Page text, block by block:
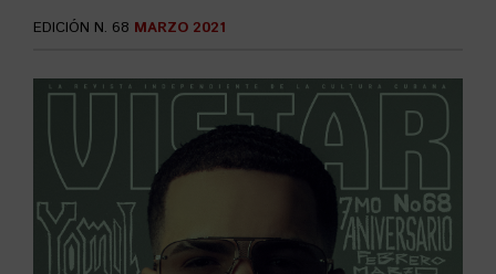
EDICIÓN N. 68 MARZO 2021